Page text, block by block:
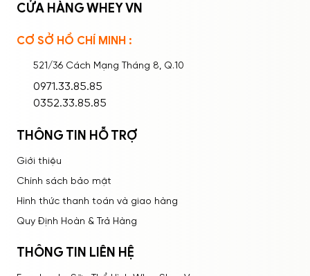
Ghi nhớ mật khẩu
CỬA HÀNG WHEY VN
CƠ SỞ HỒ CHÍ MINH :
521/36 Cách Mạng Tháng 8, Q.10
0971.33.85.85
0352.33.85.85
THÔNG TIN HỖ TRỢ
Giới thiệu
Chính sách bảo mật
Hình thức thanh toán và giao hàng
Quy Định Hoàn & Trả Hàng
THÔNG TIN LIÊN HỆ